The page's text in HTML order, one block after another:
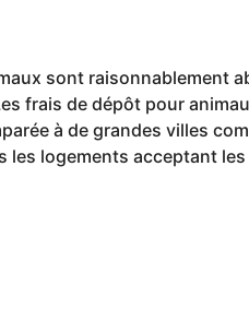
sont raisonnablement
frais de dépôt pour
à de grandes villes
les logements acceptant